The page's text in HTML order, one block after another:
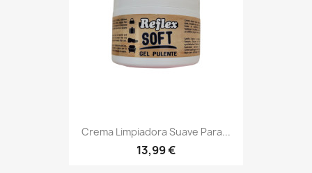
Crema Limpiadora Suave Para...
13,99 €